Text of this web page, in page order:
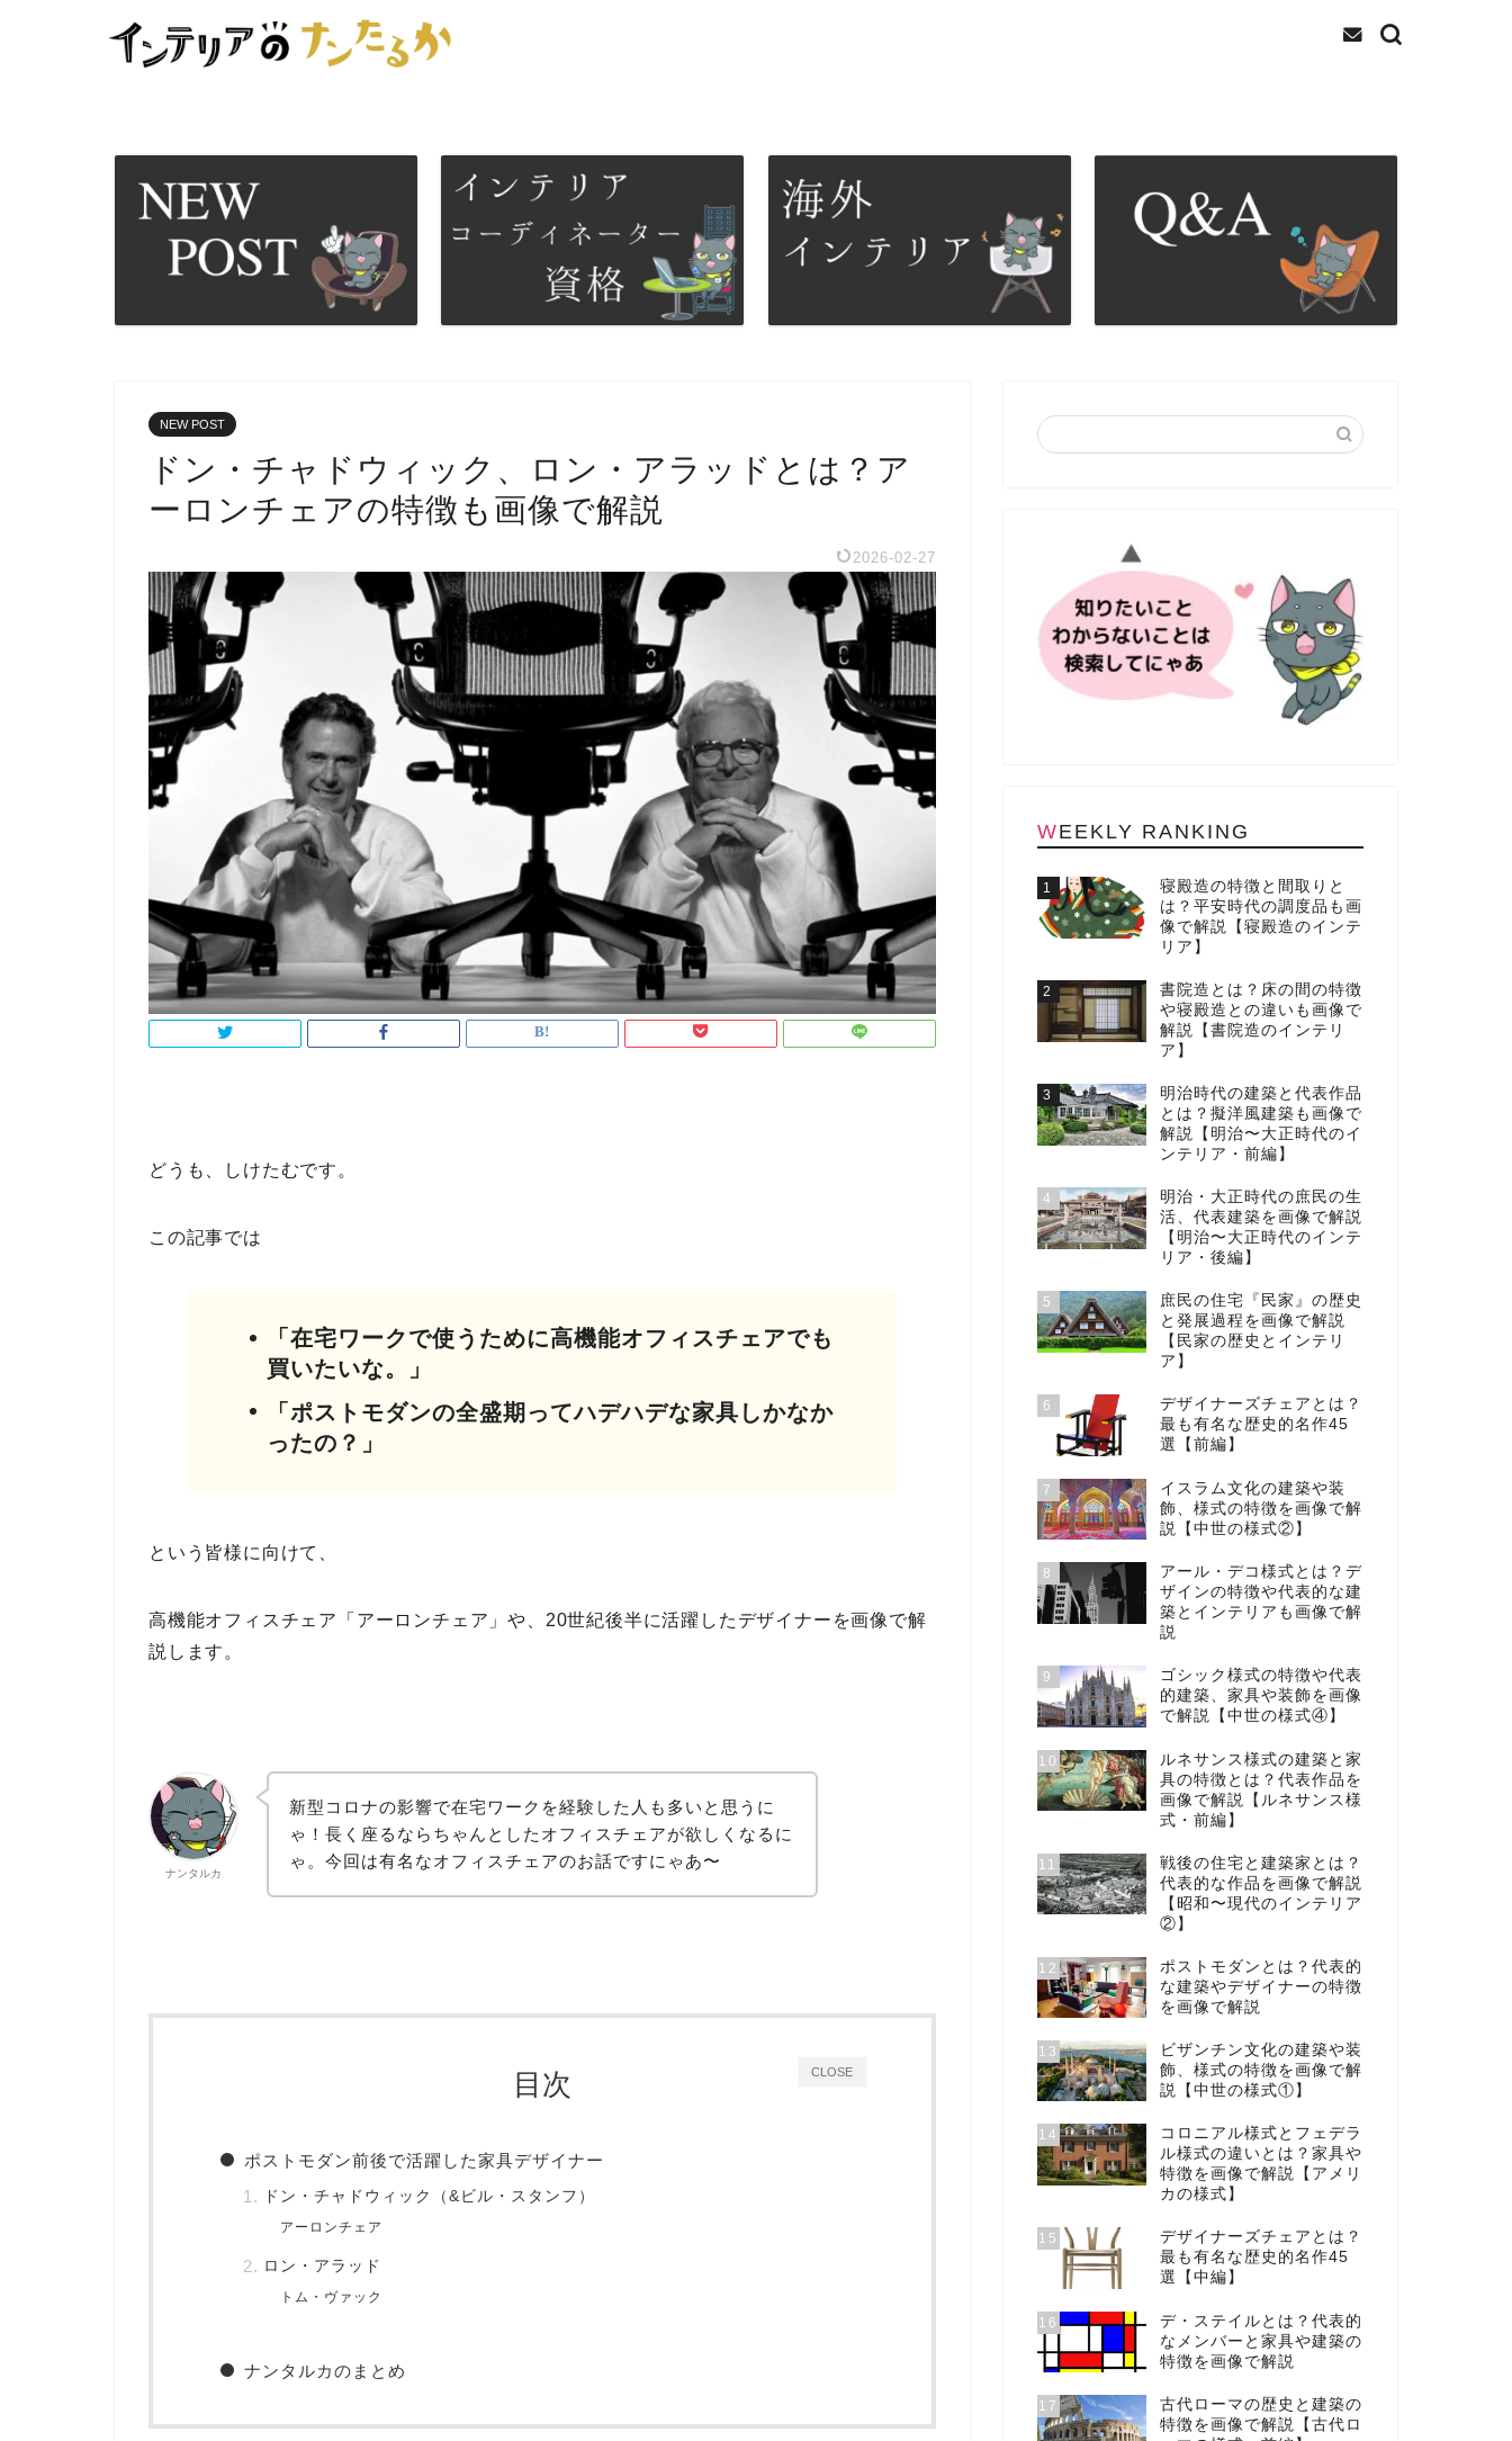
NEW POST
ドン・チャドウィック、ロン・アラッドとは？ア
ーロンチェアの特徴も画像で解説
2026-02-27
どうも、しけたむです。
この記事では
「在宅ワークで使うために高機能オフィスチェアでも
買いたいな。」
「ポストモダンの全盛期ってハデハデな家具しかなか
ったの？」
という皆様に向けて、
高機能オフィスチェア「アーロンチェア」や、20世紀後半に活躍したデザイナーを画像で解
説します。
ナンタルカ
新型コロナの影響で在宅ワークを経験した人も多いと思うに
ゃ！長く座るならちゃんとしたオフィスチェアが欲しくなるに
ゃ。今回は有名なオフィスチェアのお話ですにゃあ〜
CLOSE
目次
ポストモダン前後で活躍した家具デザイナー
ドン・チャドウィック（&ビル・スタンフ）
アーロンチェア
ロン・アラッド
トム・ヴァック
ナンタルカのまとめ
WEEKLY RANKING
1
寝殿造の特徴と間取りと
は？平安時代の調度品も画
像で解説【寝殿造のインテ
リア】
2
書院造とは？床の間の特徴
や寝殿造との違いも画像で
解説【書院造のインテリ
ア】
3
明治時代の建築と代表作品
とは？擬洋風建築も画像で
解説【明治〜大正時代のイ
ンテリア・前編】
4
明治・大正時代の庶民の生
活、代表建築を画像で解説
【明治〜大正時代のインテ
リア・後編】
5
庶民の住宅『民家』の歴史
と発展過程を画像で解説
【民家の歴史とインテリ
ア】
6
デザイナーズチェアとは？
最も有名な歴史的名作45
選【前編】
7
イスラム文化の建築や装
飾、様式の特徴を画像で解
説【中世の様式②】
8
アール・デコ様式とは？デ
ザインの特徴や代表的な建
築とインテリアも画像で解
説
9
ゴシック様式の特徴や代表
的建築、家具や装飾を画像
で解説【中世の様式④】
10
ルネサンス様式の建築と家
具の特徴とは？代表作品を
画像で解説【ルネサンス様
式・前編】
11
戦後の住宅と建築家とは？
代表的な作品を画像で解説
【昭和〜現代のインテリア
②】
12
ポストモダンとは？代表的
な建築やデザイナーの特徴
を画像で解説
13
ビザンチン文化の建築や装
飾、様式の特徴を画像で解
説【中世の様式①】
14
コロニアル様式とフェデラ
ル様式の違いとは？家具や
特徴を画像で解説【アメリ
カの様式】
15
デザイナーズチェアとは？
最も有名な歴史的名作45
選【中編】
16
デ・ステイルとは？代表的
なメンバーと家具や建築の
特徴を画像で解説
17
古代ローマの歴史と建築の
特徴を画像で解説【古代ロ